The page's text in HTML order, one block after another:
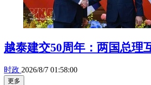
越泰建交50周年：两国总理
时政 2026/8/7 01:58:00
更多